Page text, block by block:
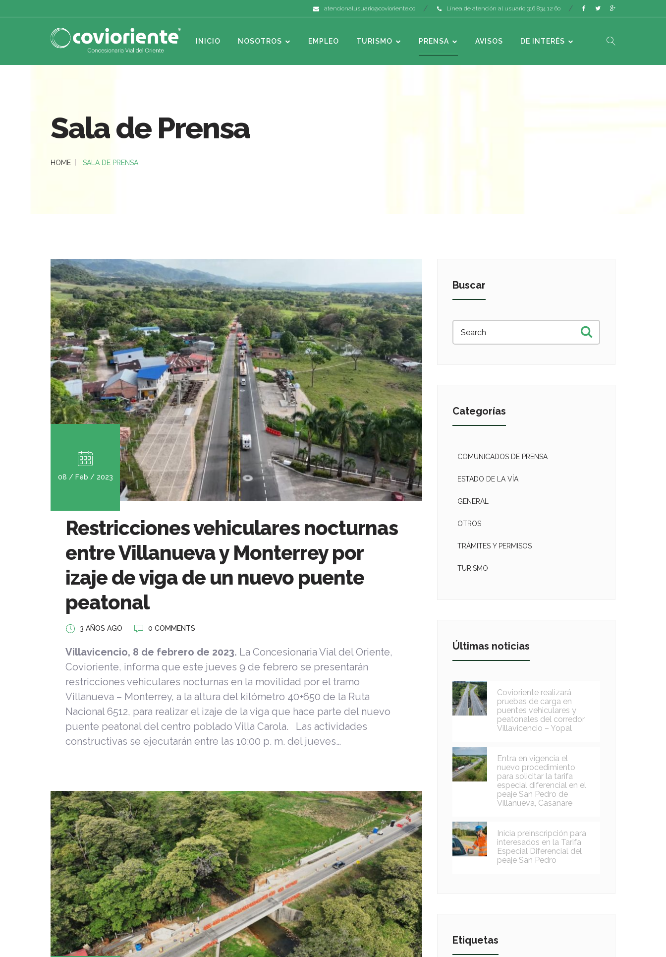
atencionalusuario@covioriente.co Línea de atención al usuario 316 834 12 60
INICIO NOSOTROS EMPLEO TURISMO PRENSA AVISOS DE INTERÉS
Sala de Prensa
HOME SALA DE PRENSA
08 / Feb / 2023
Restricciones vehiculares nocturnas
entre Villanueva y Monterrey por
izaje de viga de un nuevo puente
peatonal
3 AÑOS AGO 0 COMMENTS
Villavicencio, 8 de febrero de 2023. La Concesionaria Vial del Oriente,
Covioriente, informa que este jueves 9 de febrero se presentarán
restricciones vehiculares nocturnas en la movilidad por el tramo
Villanueva – Monterrey, a la altura del kilómetro 40+650 de la Ruta
Nacional 6512, para realizar el izaje de la viga que hace parte del nuevo
puente peatonal del centro poblado Villa Carola. Las actividades
constructivas se ejecutarán entre las 10:00 p. m. del jueves…
Buscar
Categorías
COMUNICADOS DE PRENSA
ESTADO DE LA VÍA
GENERAL
OTROS
TRÁMITES Y PERMISOS
TURISMO
Últimas noticias
Covioriente realizará
pruebas de carga en
puentes vehiculares y
peatonales del corredor
Villavicencio – Yopal
Entra en vigencia el
nuevo procedimiento
para solicitar la tarifa
especial diferencial en el
peaje San Pedro de
Villanueva, Casanare
Inicia preinscripción para
interesados en la Tarifa
Especial Diferencial del
peaje San Pedro
Etiquetas